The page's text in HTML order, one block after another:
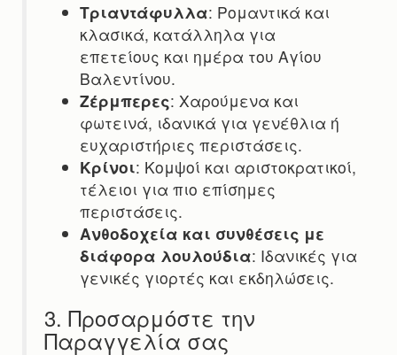
Τριαντάφυλλα: Ρομαντικά και
κλασικά, κατάλληλα για
επετείους και ημέρα του Αγίου
Βαλεντίνου.
Ζέρμπερες: Χαρούμενα και
φωτεινά, ιδανικά για γενέθλια ή
ευχαριστήριες περιστάσεις.
Κρίνοι: Κομψοί και αριστοκρατικοί,
τέλειοι για πιο επίσημες
περιστάσεις.
Ανθοδοχεία και συνθέσεις με
διάφορα λουλούδια: Ιδανικές για
γενικές γιορτές και εκδηλώσεις.
3. Προσαρμόστε την
Παραγγελία σας